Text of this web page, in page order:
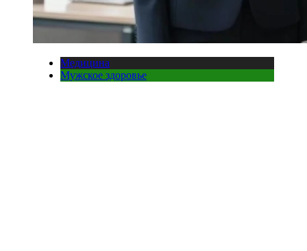
Медицина
Мужское здоровье